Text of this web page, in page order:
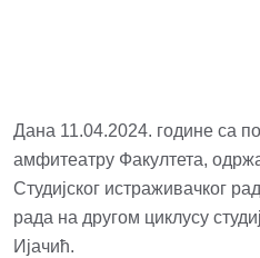
Дана 11.04.2024. године са
амфитеатру Факултета,
Студијског истраживачког
рада на другом циклусу